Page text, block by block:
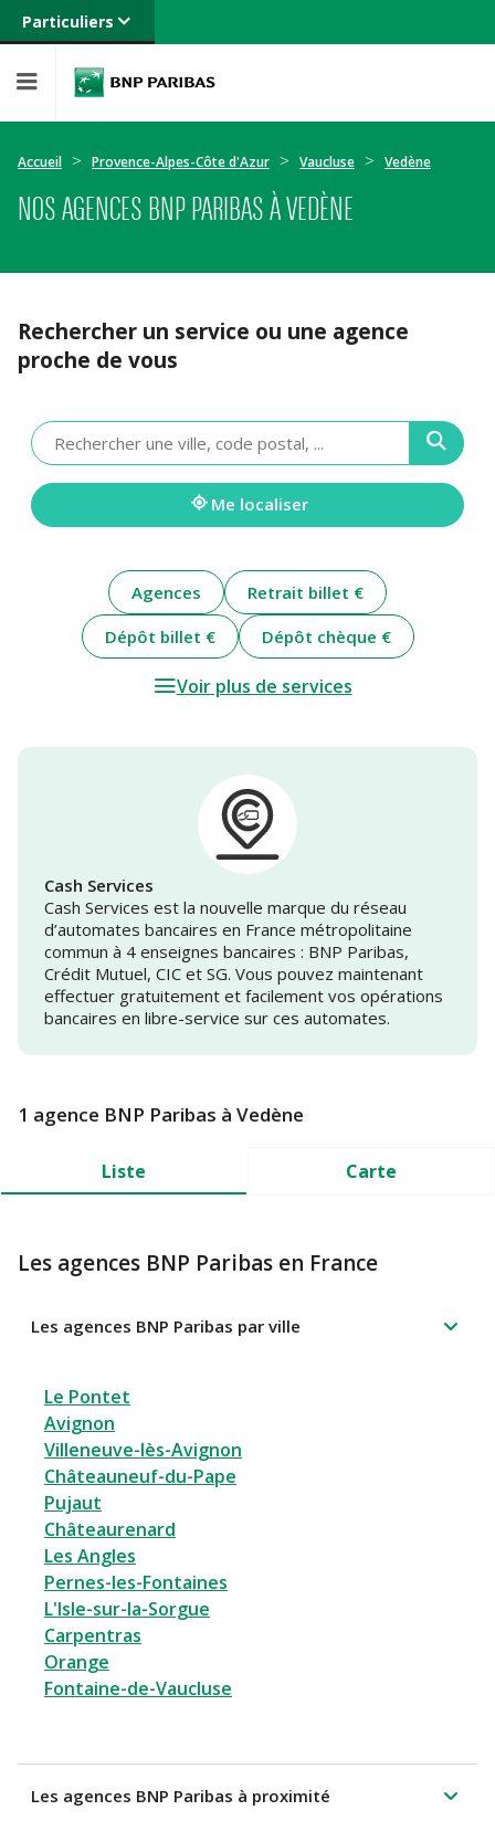
Particuliers
Banque privée
Entreprises
Accueil Provence-Alpes-Côte d'Azur Vaucluse Vedène
NOS AGENCES BNP PARIBAS À VEDÈNE
Rechercher un service ou une agence
proche de vous
Veuillez
renseigner
une
adresse
Me localiser
Agences
Retrait billet €
Dépôt billet €
Dépôt chèque €
Voir plus de services
Cash Services
Cash Services est la nouvelle marque du réseau
d’automates bancaires en France métropolitaine
commun à 4 enseignes bancaires : BNP Paribas,
Crédit Mutuel, CIC et SG. Vous pouvez maintenant
effectuer gratuitement et facilement vos opérations
bancaires en libre-service sur ces automates.
1 agence BNP Paribas à Vedène
Liste Carte
Les agences BNP Paribas en France
Les agences BNP Paribas par ville
Le Pontet
Avignon
Villeneuve-lès-Avignon
Châteauneuf-du-Pape
Pujaut
Châteaurenard
Les Angles
Pernes-les-Fontaines
L'Isle-sur-la-Sorgue
Carpentras
Orange
Fontaine-de-Vaucluse
Les agences BNP Paribas à proximité